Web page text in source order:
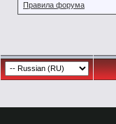
Правила форума